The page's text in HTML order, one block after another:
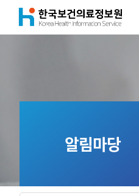
(재)
알림마당